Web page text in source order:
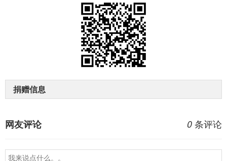
捐赠信息
0 条评论
网友评论